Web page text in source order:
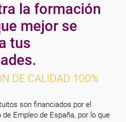
la formación
mejor se
tus
DE CALIDAD 100%
son financiados por el
de Empleo de España, por lo que